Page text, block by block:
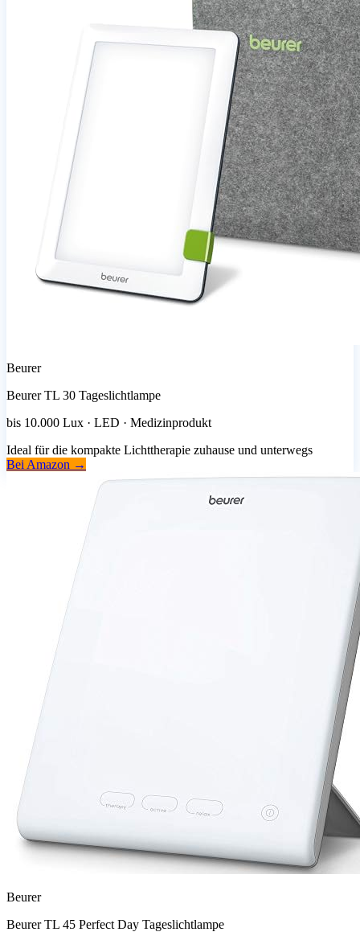
Beurer
Beurer TL 30 Tageslichtlampe
bis 10.000 Lux · LED · Medizinprodukt
Ideal für die kompakte Lichttherapie zuhause und unterwegs
Bei Amazon →
Beurer
Beurer TL 45 Perfect Day Tageslichtlampe